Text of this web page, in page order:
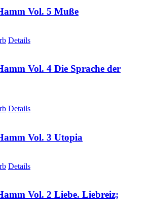
Vol. 5 Muße
Details
Vol. 4 Die Sprache der
Details
Vol. 3 Utopia
Details
Vol. 2 Liebe. Liebreiz;